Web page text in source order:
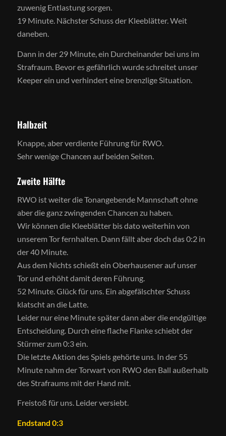
zuwenig Entlastung sorgen.
19 Minute. Nächster Schuss der Kleeblätter. Weit
daneben.
Dann in der 29 Minute, ein Durcheinander bei uns im
Strafraum. Bevor es gefährlich wurde schreitet unser
Keeper ein und verhindert eine brenzlige Situation.
Halbzeit
Knappe, aber verdiente Führung für RWO.
Sehr wenige Chancen auf beiden Seiten.
Zweite Hälfte
RWO ist weiter die Tonangebende Mannschaft ohne
aber die ganz zwingenden Chancen zu haben.
Wir können die Kleeblätter bis dato weiterhin von
unserem Tor fernhalten. Dann fällt aber doch das 0:2 in
der 40 Minute.
Aus dem Nichts schießt ein Oberhausener auf unser
Tor und erhöht damit deren Führung.
52 Minute. Glück für uns. Ein abgefälschter Schuss
klatscht an die Latte.
Leider nur eine Minute später dann aber die endgültige
Entscheidung. Durch eine flache Flanke schiebt der
Stürmer zum 0:3 ein.
Die letzte Aktion des Spiels gehörte uns. In der 55
Minute nahm der Torwart von RWO den Ball außerhalb
des Strafraums mit der Hand mit.
Freistoß für uns. Leider versiebt.
Endstand 0:3